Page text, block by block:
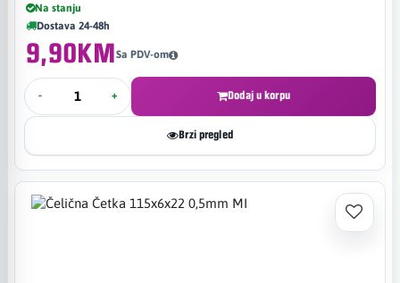
Na stanju
Dostava 24-48h
9,90KMSa PDV-om
- + Dodaj u korpu
Brzi pregled